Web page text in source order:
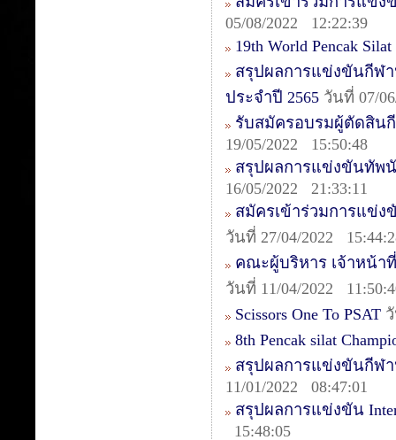
05/08/2022 12:22:39
19th World Pencak
สรุปผลการแข่งขันกีฬ
ประจำปี 2565 วันที่ 07/
รับสมัครอบรมผู้ตัดสินกี
19/05/2022 15:50:48
สรุปผลการแข่งขันทัพ
16/05/2022 21:33:11
สมัครเข้าร่วมการแข่ง
วันที่ 27/04/2022
คณะผู้บริหาร เจ้าหน้า
วันที่ 11/04/2022
Scissors One To PSAT
8th Pencak silat
สรุปผลการแข่งขันกีฬ
11/01/2022 08:47:01
สรุปผลการแข่งขัน
15:48:05